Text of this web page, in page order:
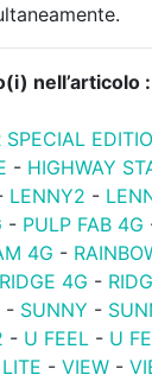
nell’articolo :
SPECIAL
- HIGHWAY
LENNY2 -
- PULP FAB 4G
4G -
RIDGE 4G -
- SUNNY -
- U FEEL - U
- VIEW -